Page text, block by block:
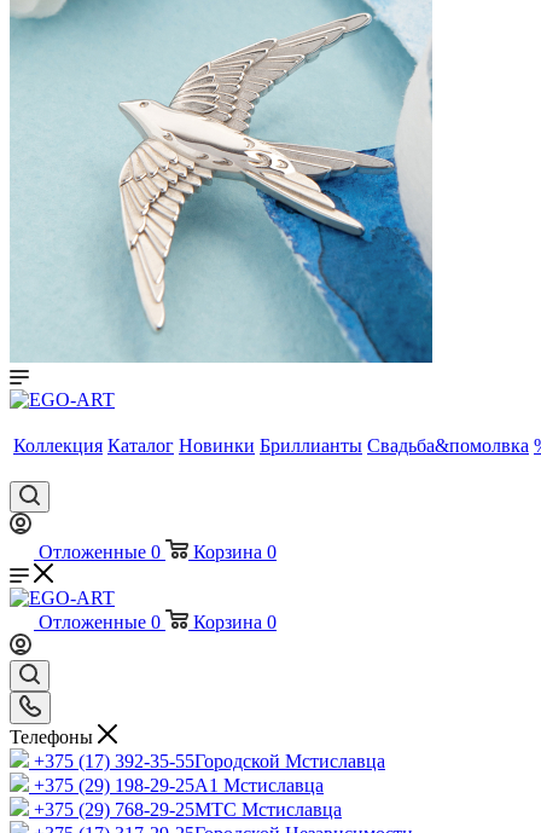
Коллекция Каталог Новинки Бриллианты Свадьба&помолвка
Отложенные 0 Корзина 0
Отложенные 0 Корзина 0
Телефоны
+375 (17) 392-35-55Городской Мстиславца
+375 (29) 198-29-25A1 Мстиславца
+375 (29) 768-29-25МТС Мстиславца